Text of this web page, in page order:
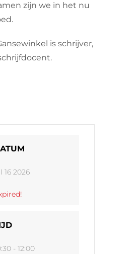
zijn we in het nu
is schrijver,
16 2026
- 12:00